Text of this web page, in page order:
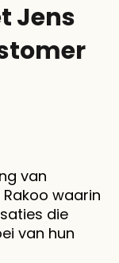
Jens
van
waarin
die
van hun